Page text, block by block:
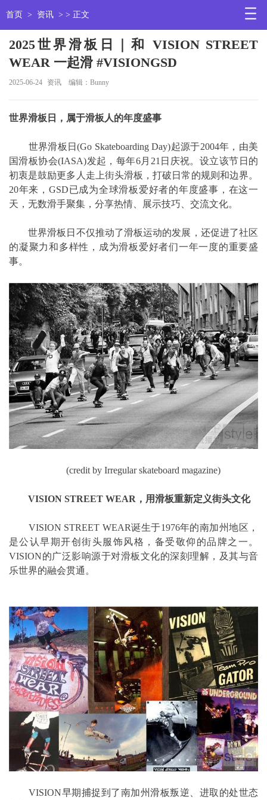
首页 > 资讯 > > 正文
2025世界滑板日｜和 VISION STREET
WEAR 一起滑 #VISIONGSD
2025-06-24 资讯 编辑：Bunny
世界滑板日，属于滑板人的年度盛事
世界滑板日(Go Skateboarding Day)起源于2004年，由美
国滑板协会(IASA)发起，每年6月21日庆祝。设立该节日的
初衷是鼓励更多人走上街头滑板，打破日常的规则和边界。
20年来，GSD已成为全球滑板爱好者的年度盛事，在这一
天，无数滑手聚集，分享热情、展示技巧、交流文化。
世界滑板日不仅推动了滑板运动的发展，还促进了社区
的凝聚力和多样性，成为滑板爱好者们一年一度的重要盛
事。
(credit by Irregular skateboard magazine)
VISION STREET WEAR，用滑板重新定义街头文化
VISION STREET WEAR诞生于1976年的南加州地区，
是公认早期开创街头服饰风格，备受敬仰的品牌之一。
VISION的广泛影响源于对滑板文化的深刻理解，及其与音
乐世界的融会贯通。
VISION早期捕捉到了南加州滑板叛逆、进取的处世态